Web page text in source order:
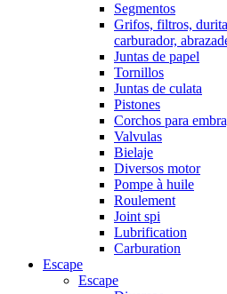
Segmentos
Grifos, filtros,
carburador,
Juntas de papel
Tornillos
Juntas de culata
Pistones
Corchos para
Valvulas
Bielaje
Diversos motor
Pompe à huile
Roulement
Joint spi
Lubrification
Carburation
Escape
Escape